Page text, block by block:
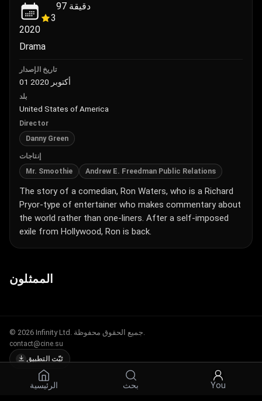
الرئيسية بحث You
2020
3
97 دقيقة
Drama
تاريخ الإصدار
01 أكتوبر 2020
بلد
United States of America
Director
Danny Green
إنتاجات
Mr. Smoothie Andrew E. Freedman Public Relations
The story of a comedian, Ron Waters, who is a Richard
Pryor-type of entertainer who makes commentary about
the world rather than one-liners. After a self-imposed
exile from Hollywood, Ron is back.
الممثلون
ثبّت التطبيق
contact@cine.su